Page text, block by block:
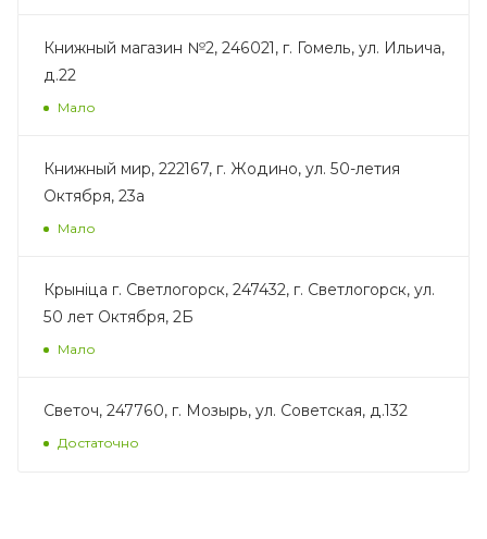
Книжный магазин №2, 246021, г. Гомель, ул. Ильича,
д.22
Мало
Книжный мир, 222167, г. Жодино, ул. 50-летия
Октября, 23а
Мало
Крыніца г. Светлогорск, 247432, г. Светлогорск, ул.
50 лет Октября, 2Б
Мало
Светоч, 247760, г. Мозырь, ул. Советская, д.132
Достаточно